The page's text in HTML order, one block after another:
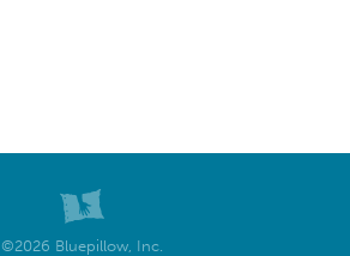
©2026 Bluepillow, Inc.